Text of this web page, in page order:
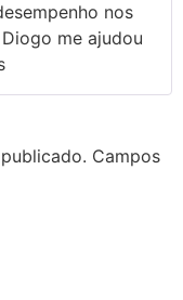
nos
me ajudou
Campos